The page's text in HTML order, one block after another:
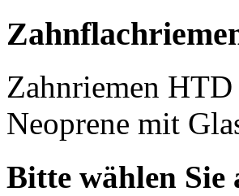
Zahnriemen
Neoprene mit
Bitte wählen Sie